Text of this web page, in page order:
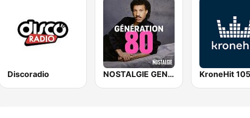
Discoradio NOSTALGIE GENERATION 80 KroneHit